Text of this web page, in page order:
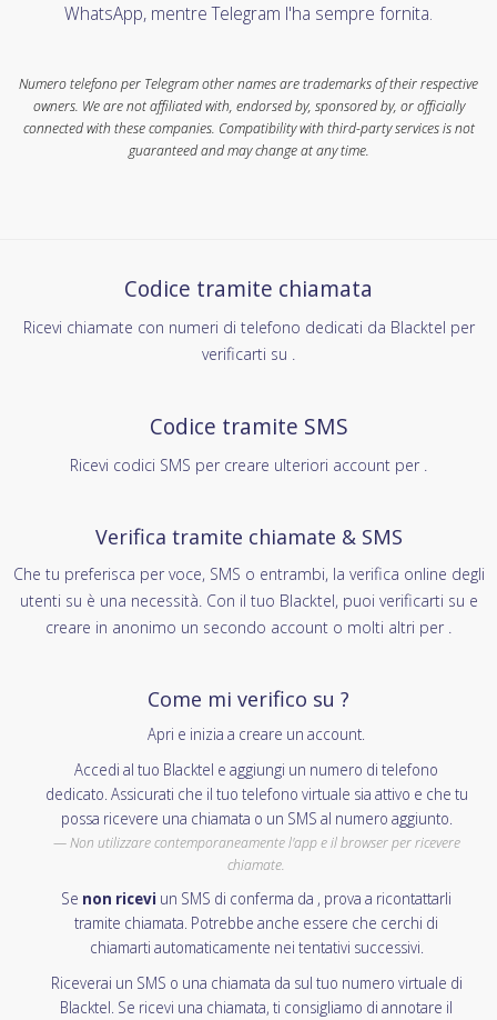
WhatsApp, mentre Telegram l'ha sempre fornita.
Numero telefono per Telegram other names are trademarks of their respective
owners. We are not affiliated with, endorsed by, sponsored by, or officially
connected with these companies. Compatibility with third-party services is not
guaranteed and may change at any time.
Codice tramite chiamata
Ricevi chiamate con numeri di telefono dedicati da Blacktel per
verificarti su .
Codice tramite SMS
Ricevi codici SMS per creare ulteriori account per .
Verifica tramite chiamate & SMS
Che tu preferisca per voce, SMS o entrambi, la verifica online degli
utenti su è una necessità. Con il tuo Blacktel, puoi verificarti su e
creare in anonimo un secondo account o molti altri per .
Come mi verifico su ?
Apri e inizia a creare un account.
Accedi al tuo Blacktel e aggiungi un numero di telefono
dedicato. Assicurati che il tuo telefono virtuale sia attivo e che tu
possa ricevere una chiamata o un SMS al numero aggiunto.
Non utilizzare contemporaneamente l'app e il browser per ricevere
chiamate.
Se non ricevi un SMS di conferma da , prova a ricontattarli
tramite chiamata. Potrebbe anche essere che cerchi di
chiamarti automaticamente nei tentativi successivi.
Riceverai un SMS o una chiamata da sul tuo numero virtuale di
Blacktel. Se ricevi una chiamata, ti consigliamo di annotare il